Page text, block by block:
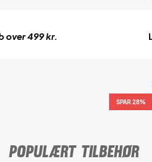
over 499 kr.
SPAR 28%
POPULÆRT TILBEHØR